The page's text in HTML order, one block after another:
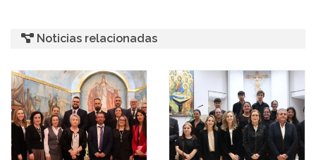
Noticias relacionadas